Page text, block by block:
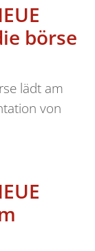
börse
lädt am
von